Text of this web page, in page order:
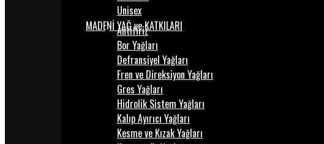
Unisex
MADENİ YAĞ ve KATKILARI
Antifiriz
Bor Yağları
Defransiyel Yağları
Fren ve Direksiyon Yağları
Gres Yağları
Hidrolik Sistem Yağları
Kalıp Ayırıcı Yağları
Kesme ve Kızak Yağları